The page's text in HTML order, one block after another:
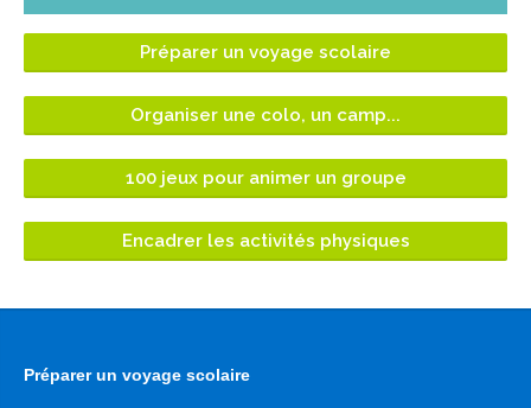
Préparer un voyage scolaire
Organiser une colo, un camp...
100 jeux pour animer un groupe
Encadrer les activités physiques
Préparer un voyage scolaire